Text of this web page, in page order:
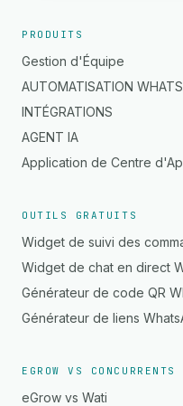
PRODUITS
Gestion d'Équipe
AUTOMATISATION
INTÉGRATIONS
AGENT IA
Application de Centre
OUTILS GRATUITS
Widget de suivi des
Widget de chat en direct
Générateur de code QR
Générateur de liens
EGROW VS CONCURRENTS
eGrow vs Wati